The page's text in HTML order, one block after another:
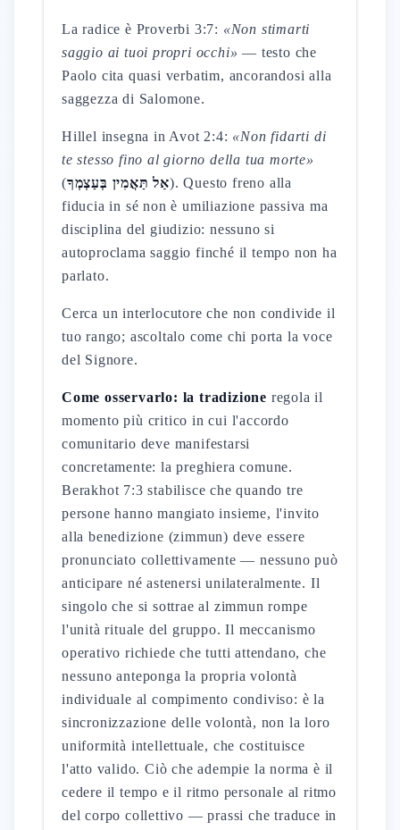
La radice è Proverbi 3:7: «Non stimarti
saggio ai tuoi propri occhi» — testo che
Paolo cita quasi verbatim, ancorandosi alla
saggezza di Salomone.
Hillel insegna in Avot 2:4: «Non fidarti di
te stesso fino al giorno della tua morte»
(אַל תַּאֲמִין בְּעַצְמְךָ). Questo freno alla
fiducia in sé non è umiliazione passiva ma
disciplina del giudizio: nessuno si
autoproclama saggio finché il tempo non ha
parlato.
Cerca un interlocutore che non condivide il
tuo rango; ascoltalo come chi porta la voce
del Signore.
Come osservarlo: la tradizione regola il
momento più critico in cui l'accordo
comunitario deve manifestarsi
concretamente: la preghiera comune.
Berakhot 7:3 stabilisce che quando tre
persone hanno mangiato insieme, l'invito
alla benedizione (zimmun) deve essere
pronunciato collettivamente — nessuno può
anticipare né astenersi unilateralmente. Il
singolo che si sottrae al zimmun rompe
l'unità rituale del gruppo. Il meccanismo
operativo richiede che tutti attendano, che
nessuno anteponga la propria volontà
individuale al compimento condiviso: è la
sincronizzazione delle volontà, non la loro
uniformità intellettuale, che costituisce
l'atto valido. Ciò che adempie la norma è il
cedere il tempo e il ritmo personale al ritmo
del corpo collettivo — prassi che traduce in